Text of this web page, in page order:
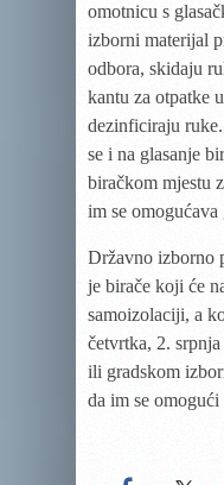
omotnicu s
izborni materijal
odbora, skidaju
kantu za otpatke
dezinficiraju ruke.
se i na glasanje
biračkom mjestu
im se
Državno izborno
je birače koji će
samoizolaciji, a
četvrtka, 2.
ili gradskom
da im se omogući